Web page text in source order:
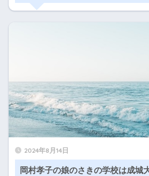
2024年8月14日
岡村孝子の娘のさきの学校は成城